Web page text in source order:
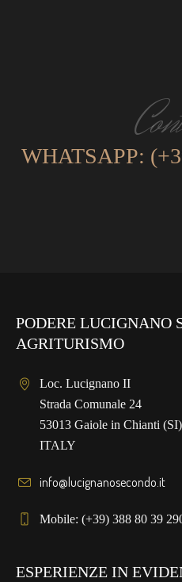
WHATSAPP:
PODERE LUCIGNANO
AGRITURISMO
Loc. Lucignano II
Strada Comunale 24
53013 Gaiole in Chianti (SI)
ITALY
info@lucignanosecondo.it
Mobile: (+39) 388 80 39
ESPERIENZE IN